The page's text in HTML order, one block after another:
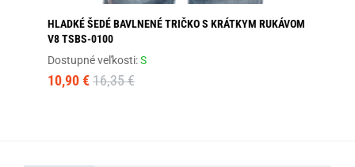
HLADKÉ ŠEDÉ BAVLNENÉ TRIČKO S KRÁTKYM RUKÁVOM
V8 TSBS-0100
Dostupné veľkosti:S
10,90 € 16,35 €